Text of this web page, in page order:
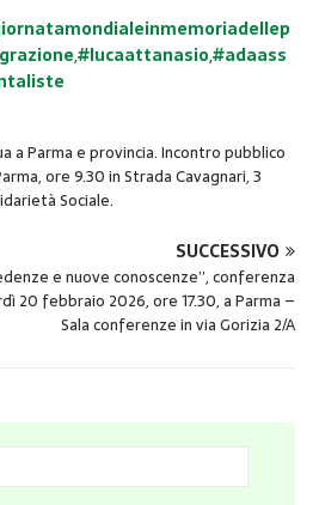
,#lucaattanasio,#adaass
a Parma e provincia. Incontro pubblico
ore 9.30 in Strada Cavagnari, 3
Sociale.
SUCCESSIVO
e nuove conoscenze”, conferenza
20 febbraio 2026, ore 17.30, a Parma –
Sala conferenze in via Gorizia 2/A